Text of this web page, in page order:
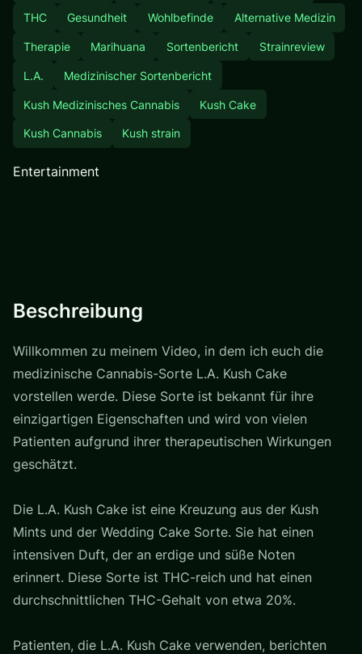
THC Gesundheit Wohlbefinde Alternative Medizin
Therapie Marihuana Sortenbericht Strainreview
L.A. Medizinischer Sortenbericht
Kush Medizinisches Cannabis Kush Cake
Kush Cannabis Kush strain
Entertainment
Beschreibung
Willkommen zu meinem Video, in dem ich euch die
medizinische Cannabis-Sorte L.A. Kush Cake
vorstellen werde. Diese Sorte ist bekannt für ihre
einzigartigen Eigenschaften und wird von vielen
Patienten aufgrund ihrer therapeutischen Wirkungen
geschätzt.
Die L.A. Kush Cake ist eine Kreuzung aus der Kush
Mints und der Wedding Cake Sorte. Sie hat einen
intensiven Duft, der an erdige und süße Noten
erinnert. Diese Sorte ist THC-reich und hat einen
durchschnittlichen THC-Gehalt von etwa 20%.
Patienten, die L.A. Kush Cake verwenden, berichten